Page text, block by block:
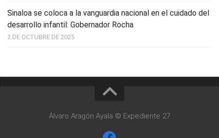
Sinaloa se coloca a la vanguardia nacional en el cuidado del
desarrollo infantil: Gobernador Rocha
2 DE OCTUBRE DE 2025
Álvaro Aragón Ayala © Expediente 27